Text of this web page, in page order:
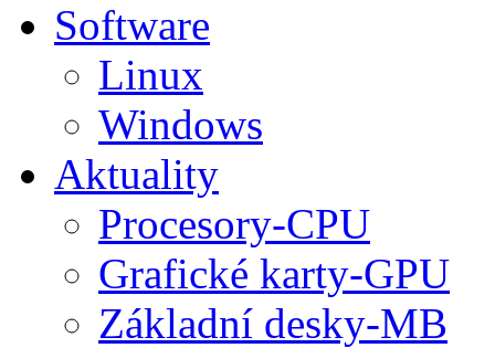
Software
Linux
Windows
Aktuality
Procesory-CPU
Grafické karty-GPU
Základní desky-MB